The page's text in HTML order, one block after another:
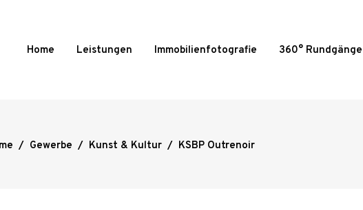
Home Leistungen Immobilienfotografie 360° Rundgänge
/ Gewerbe / Kunst & Kultur / KSBP Outrenoir